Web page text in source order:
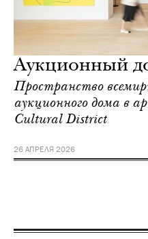
Аукционный
Пространство
аукционного дома в
Cultural District
26 АПРЕЛЯ 2026
среда